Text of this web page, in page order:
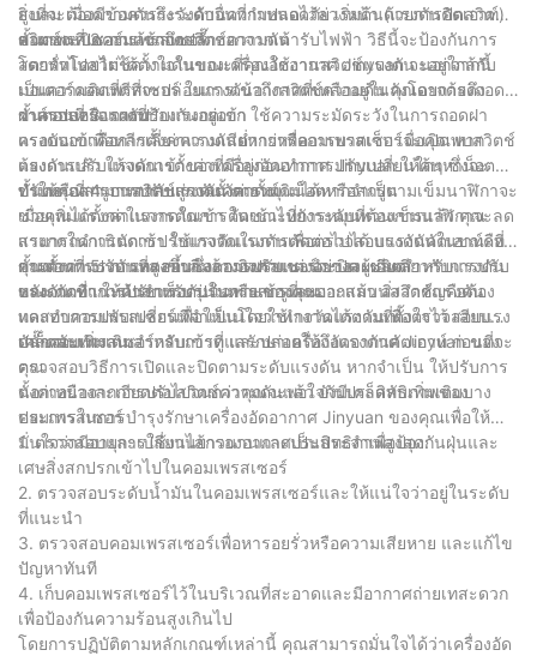
สูบลม เมื่อความดันถึงระดับอื่นที่กำหนดไว้ล่วงหน้า (แรงดันคัตเอาท์)
สวิตช์จะปิดคอมเพรสเซอร์
ยิ่งที่จะต้องมีข้อควรระวังด้านความปลอดภัย เริ่มต้นด้วยการปิดสวิตช์
คอมเพรสเซอร์แล้วถอดปลั๊กออกจากเต้ารับไฟฟ้า วิธีนี้จะป้องกันการ
สตาร์ทโดยไม่ได้ตั้งใจในขณะที่คุณใช้งานสวิตช์แรงดัน นอกจากนี้
เป็นความคิดที่ดีที่จะปล่อยแรงดันอากาศที่เหลืออยู่ในถังโดยการดึง
วาล์วปล่อยแรงดัน
ขั้นตอนที่ 2: การเข้าถึงสวิตช์ความดัน
โดยทั่วไปสวิตช์ความดันของเครื่องอัดอากาศ Jinyuan จะอยู่ใกล้กับ
มอเตอร์คอมเพรสเซอร์ ในการเข้าถึงสวิตช์ความดัน คุณอาจต้องถอด
ฝาครอบหรือแผงที่ป้องกันอยู่ออก ใช้ความระมัดระวังในการถอดฝา
ครอบออกเพื่อหลีกเลี่ยงความเสียหายหรือการบาดเจ็บ เมื่อคุณพบสวิตช์
แรงดันแล้ว ให้จดการตั้งค่าที่มีอยู่ก่อนทำการปรับเปลี่ยนใดๆ ซึ่งจะ
ทำให้คุณสามารถกลับสู่การตั้งค่าดั้งเดิมได้หากจำเป็น
ขั้นตอนที่ 3: การปรับแรงกดเข้า
แรงดันเข้าคือการตั้งค่าแรงดันต่ำกว่าที่คอมเพรสเซอร์จะเปิด หาก
ต้องการปรับแรงดันเข้าของเครื่องอัดอากาศ Jinyuan ให้ค้นหาน็อต
ปรับหรือสกรูบนสวิตช์แรงดัน การหมุนน็อตหรือสกรูตามเข็มนาฬิกาจะ
ช่วยเพิ่มแรงกดในการตัดเข้า ในขณะที่การหมุนทวนเข็มนาฬิกาจะลด
แรงกดในการตัดเข้า ใช้เกจวัดแรงดันเพื่อตรวจสอบแรงดันในขณะที่
คุณทำการปรับ และอย่าลืมอ้างอิงคำแนะนำของผู้ผลิตสำหรับแรงดัน
ขณะตัดที่แนะนำสำหรับรุ่นเฉพาะของคุณ
ขั้นตอนที่ 4: การปรับแรงดันคัตเอาท์
เมื่อคุณได้ตั้งค่าแรงกดในการตัดเข้าไปยังระดับที่ต้องการแล้ว คุณ
สามารถดำเนินการปรับแรงดันในการตัดต่อไปได้ แรงดันคัตเอาท์คือ
การตั้งค่าแรงดันที่สูงขึ้นซึ่งคอมเพรสเซอร์จะปิด เช่นเดียวกับการปรับ
แรงดันเข้า ให้ค้นหาน็อตปรับหรือสกรูที่เหมาะสมบนสวิตช์แรงดัน
และทำการปรับเปลี่ยนที่จำเป็นโดยใช้เกจวัดแรงดันเพื่อตรวจสอบแรง
ดันขณะทำงาน
ขั้นตอนที่ 5: การทดสอบและการปรับแต่งอย่างละเอียด
หลังจากทำการปรับแรงดันในการเข้าและออกแล้ว สิ่งสำคัญคือต้อง
ทดสอบคอมเพรสเซอร์เพื่อให้แน่ใจว่าทำงานได้ตามที่ตั้งใจไว้ เสียบ
ปลั๊กคอมเพรสเซอร์กลับเข้าที่ และปล่อยให้ถึงแรงดันคัตเอาท์ ก่อนที่จะ
ตรวจสอบวิธีการเปิดและปิดตามระดับแรงดัน หากจำเป็น ให้ปรับการ
ตั้งค่าอย่างละเอียดต่อไปจนกว่าคุณจะพอใจกับประสิทธิภาพของ
คอมเพรสเซอร์
เคล็ดลับเพิ่มเติมสำหรับการดูแลรักษาเครื่องอัดอากาศ Jinyuan ของ
คุณ
นอกเหนือจากการปรับสวิตช์ความดันแล้ว ยังมีเคล็ดลับเพิ่มเติมบาง
ประการในการบำรุงรักษาเครื่องอัดอากาศ Jinyuan ของคุณเพื่อให้
มั่นใจว่ามีอายุการใช้งานยาวนานและประสิทธิภาพสูงสุด:
1. ตรวจสอบและเปลี่ยนไส้กรองอากาศเป็นประจำเพื่อป้องกันฝุ่นและ
เศษสิ่งสกปรกเข้าไปในคอมเพรสเซอร์
2. ตรวจสอบระดับน้ำมันในคอมเพรสเซอร์และให้แน่ใจว่าอยู่ในระดับ
ที่แนะนำ
3. ตรวจสอบคอมเพรสเซอร์เพื่อหารอยรั่วหรือความเสียหาย และแก้ไข
ปัญหาทันที
4. เก็บคอมเพรสเซอร์ไว้ในบริเวณที่สะอาดและมีอากาศถ่ายเทสะดวก
เพื่อป้องกันความร้อนสูงเกินไป
โดยการปฏิบัติตามหลักเกณฑ์เหล่านี้ คุณสามารถมั่นใจได้ว่าเครื่องอัด